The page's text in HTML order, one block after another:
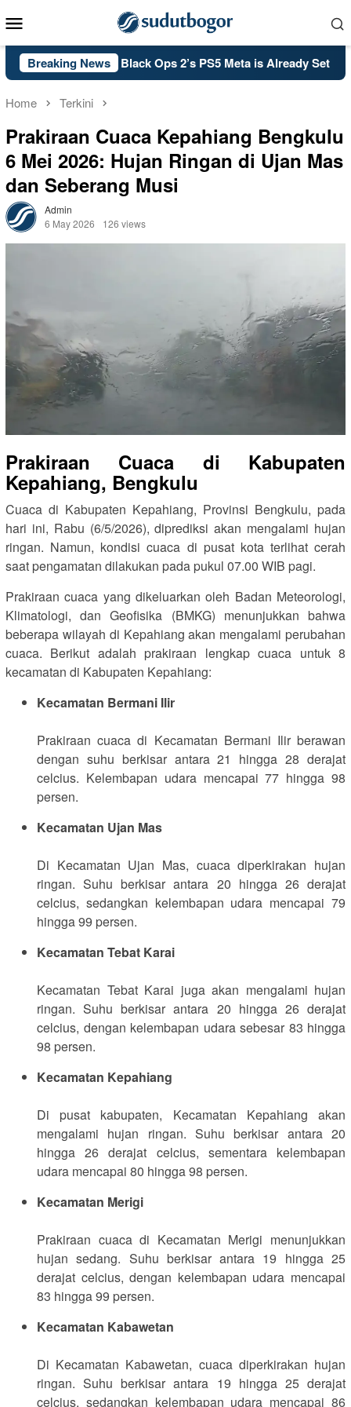
to
Menu
Breaking News
Call of Duty: Black Ops 2’s PS5 Meta is Already Set in Stone
Home Terkini
Prakiraan Cuaca Kepahiang Bengkulu
6 Mei 2026: Hujan Ringan di Ujan Mas
dan Seberang Musi
Admin
6 May 2026
126 views
Prakiraan Cuaca di Kabupaten
Kepahiang, Bengkulu
Cuaca di Kabupaten Kepahiang, Provinsi Bengkulu, pada
hari ini, Rabu (6/5/2026), diprediksi akan mengalami hujan
ringan. Namun, kondisi cuaca di pusat kota terlihat cerah
saat pengamatan dilakukan pada pukul 07.00 WIB pagi.
Prakiraan cuaca yang dikeluarkan oleh Badan Meteorologi,
Klimatologi, dan Geofisika (BMKG) menunjukkan bahwa
beberapa wilayah di Kepahiang akan mengalami perubahan
cuaca. Berikut adalah prakiraan lengkap cuaca untuk 8
kecamatan di Kabupaten Kepahiang:
Kecamatan Bermani Ilir
Prakiraan cuaca di Kecamatan Bermani Ilir berawan
dengan suhu berkisar antara 21 hingga 28 derajat
celcius. Kelembapan udara mencapai 77 hingga 98
persen.
Kecamatan Ujan Mas
Di Kecamatan Ujan Mas, cuaca diperkirakan hujan
ringan. Suhu berkisar antara 20 hingga 26 derajat
celcius, sedangkan kelembapan udara mencapai 79
hingga 99 persen.
Kecamatan Tebat Karai
Kecamatan Tebat Karai juga akan mengalami hujan
ringan. Suhu berkisar antara 20 hingga 26 derajat
celcius, dengan kelembapan udara sebesar 83 hingga
98 persen.
Kecamatan Kepahiang
Di pusat kabupaten, Kecamatan Kepahiang akan
mengalami hujan ringan. Suhu berkisar antara 20
hingga 26 derajat celcius, sementara kelembapan
udara mencapai 80 hingga 98 persen.
Kecamatan Merigi
Prakiraan cuaca di Kecamatan Merigi menunjukkan
hujan sedang. Suhu berkisar antara 19 hingga 25
derajat celcius, dengan kelembapan udara mencapai
83 hingga 99 persen.
Kecamatan Kabawetan
Di Kecamatan Kabawetan, cuaca diperkirakan hujan
ringan. Suhu berkisar antara 19 hingga 25 derajat
celcius, sedangkan kelembapan udara mencapai 86